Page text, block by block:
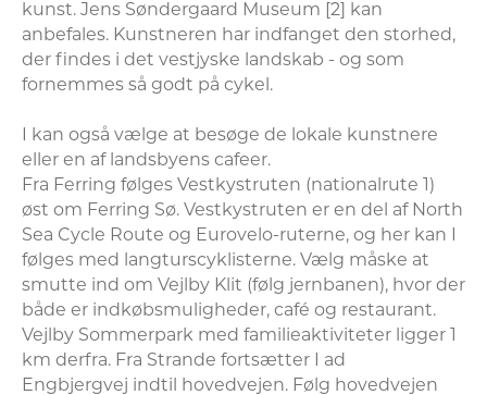
kunst. Jens Søndergaard Museum [2] kan
anbefales. Kunstneren har indfanget den storhed,
der findes i det vestjyske landskab - og som
fornemmes så godt på cykel.
I kan også vælge at besøge de lokale kunstnere
eller en af landsbyens cafeer.
Fra Ferring følges Vestkystruten (nationalrute 1)
øst om Ferring Sø. Vestkystruten er en del af North
Sea Cycle Route og Eurovelo-ruterne, og her kan I
følges med langturscyklisterne. Vælg måske at
smutte ind om Vejlby Klit (følg jernbanen), hvor der
både er indkøbsmuligheder, café og restaurant.
Vejlby Sommerpark med familieaktiviteter ligger 1
km derfra. Fra Strande fortsætter I ad
Engbjergvej indtil hovedvejen. Følg hovedvejen